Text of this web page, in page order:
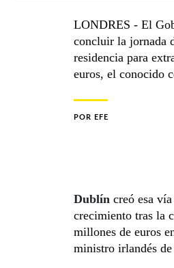
LONDRES - El
concluir la jornada
residencia para
euros, el conocido
POR EFE
Dublín creó esa
crecimiento tras la
millones de euros
ministro irlandés